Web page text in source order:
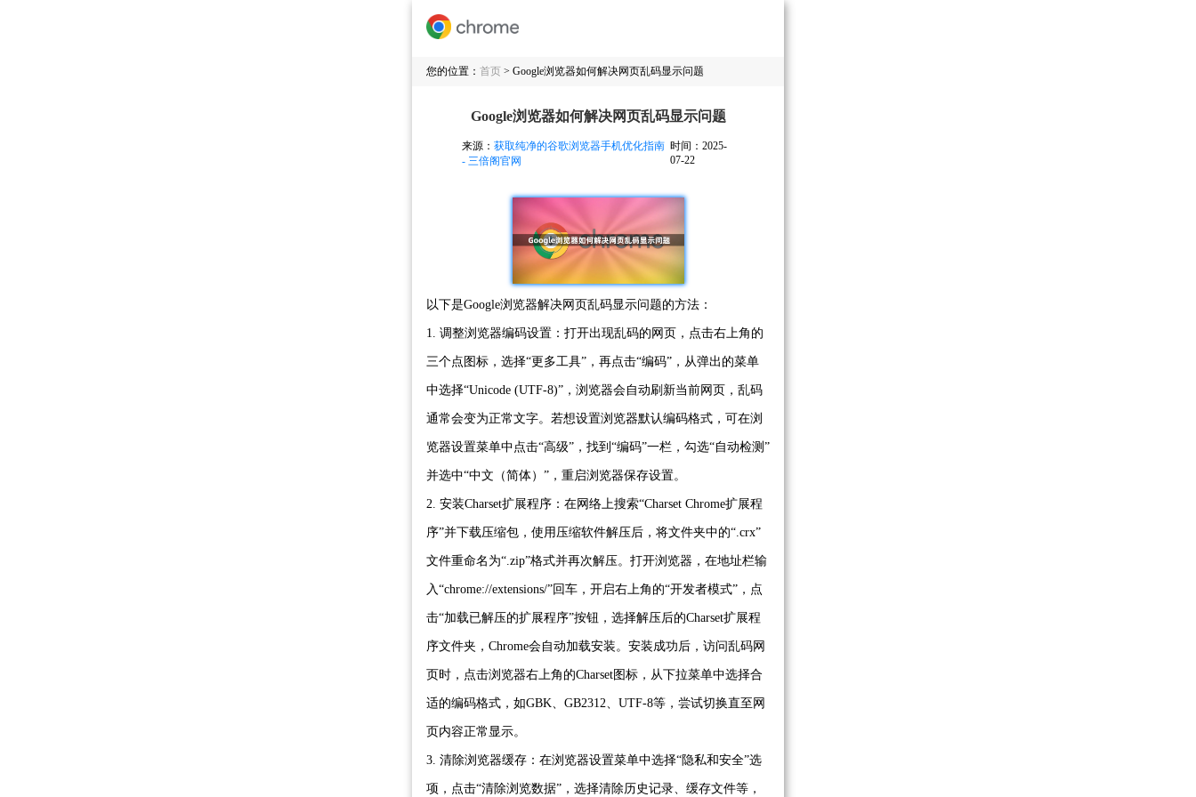
您的位置： 首页 > Google浏览器如何解决网页乱码显示问题
Google浏览器如何解决网页乱码显示问题
来源： 获取纯净的谷歌浏览器手机优化指南
- 三倍阁官网
时间：2025-
07-22
以下是Google浏览器解决网页乱码显示问题的方法：
1. 调整浏览器编码设置：打开出现乱码的网页，点击右上角的
三个点图标，选择“更多工具”，再点击“编码”，从弹出的菜单
中选择“Unicode (UTF-8)”，浏览器会自动刷新当前网页，乱码
通常会变为正常文字。若想设置浏览器默认编码格式，可在浏
览器设置菜单中点击“高级”，找到“编码”一栏，勾选“自动检测”
并选中“中文（简体）”，重启浏览器保存设置。
2. 安装Charset扩展程序：在网络上搜索“Charset Chrome扩展程
序”并下载压缩包，使用压缩软件解压后，将文件夹中的“.crx”
文件重命名为“.zip”格式并再次解压。打开浏览器，在地址栏输
入“chrome://extensions/”回车，开启右上角的“开发者模式”，点
击“加载已解压的扩展程序”按钮，选择解压后的Charset扩展程
序文件夹，Chrome会自动加载安装。安装成功后，访问乱码网
页时，点击浏览器右上角的Charset图标，从下拉菜单中选择合
适的编码格式，如GBK、GB2312、UTF-8等，尝试切换直至网
页内容正常显示。
3. 清除浏览器缓存：在浏览器设置菜单中选择“隐私和安全”选
项，点击“清除浏览数据”，选择清除历史记录、缓存文件等，